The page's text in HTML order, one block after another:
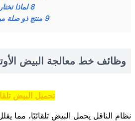
8 لماذا
9 منتج ذو صلة
وظائف خط معالجة البيض
تحميل البيض
نظام الناقل يحمل البيض تلقائيًا، مما